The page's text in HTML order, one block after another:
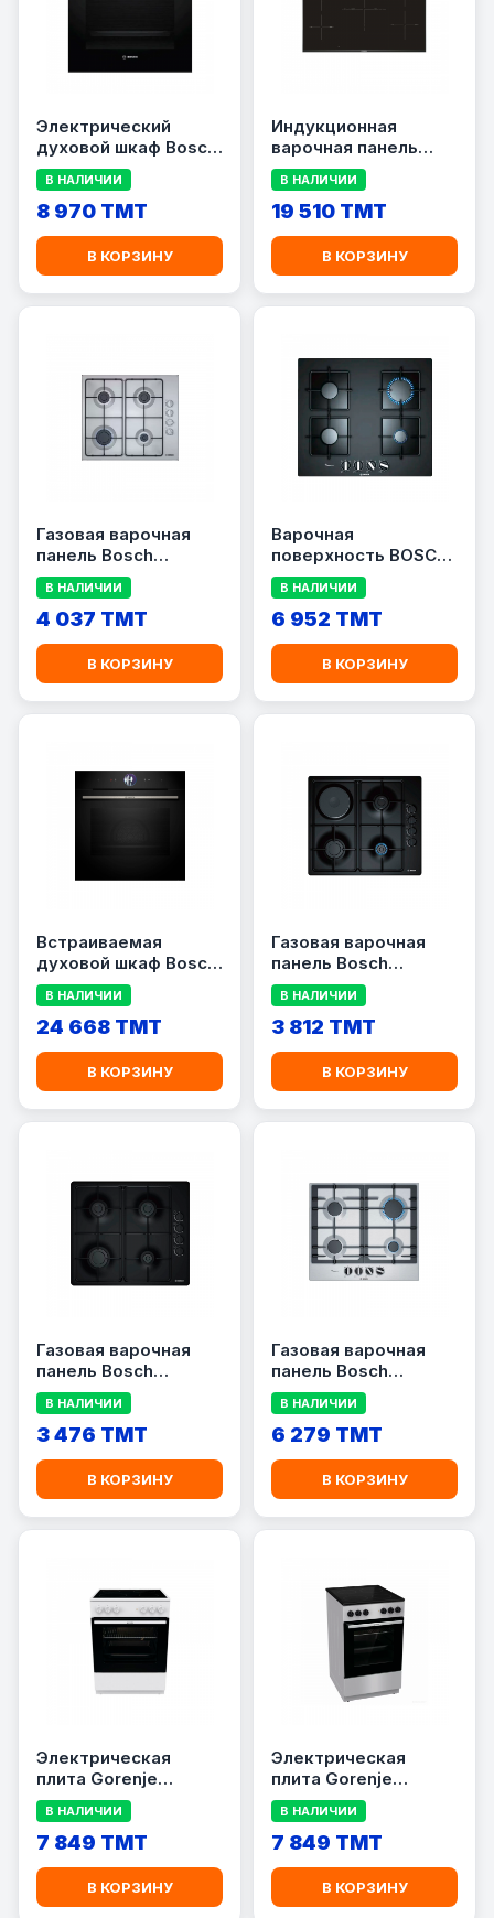
Электрический
духовой шкаф Bosch
HBF011BR0T
В НАЛИЧИИ
8 970 TMT
В КОРЗИНУ
Индукционная
варочная панель
Bosch PIV975DC1E
В НАЛИЧИИ
19 510 TMT
В КОРЗИНУ
Газовая варочная
панель Bosch
PBP6C5B82O
В НАЛИЧИИ
4 037 TMT
В КОРЗИНУ
Варочная
поверхность BOSCH
PPP6A6B10
В НАЛИЧИИ
6 952 TMT
В КОРЗИНУ
Встраиваемая
духовой шкаф Bosch
CMG7241B1
В НАЛИЧИИ
24 668 TMT
В КОРЗИНУ
Газовая варочная
панель Bosch
PBY6C6B62O
В НАЛИЧИИ
3 812 TMT
В КОРЗИНУ
Газовая варочная
панель Bosch
PBP6C6B82Q
В НАЛИЧИИ
3 476 TMT
В КОРЗИНУ
Газовая варочная
панель Bosch
PCP6A5B90M
В НАЛИЧИИ
6 279 TMT
В КОРЗИНУ
Электрическая
плита Gorenje
GEC6A11WG
В НАЛИЧИИ
7 849 TMT
В КОРЗИНУ
Электрическая
плита Gorenje
GEC6A11SG
В НАЛИЧИИ
7 849 TMT
В КОРЗИНУ